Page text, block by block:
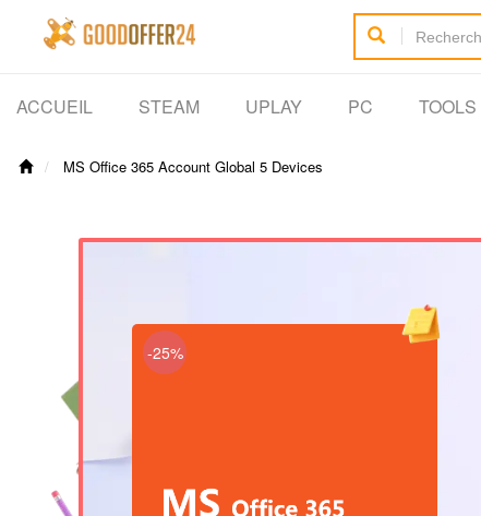
ACCUEIL STEAM UPLAY PC TOOLS
MS Office 365 Account Global 5 Devices
-25%